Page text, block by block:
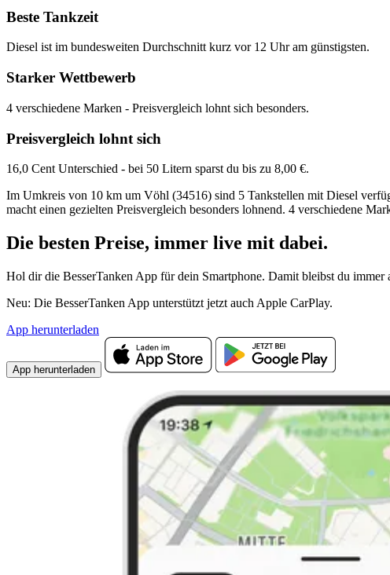
Beste Tankzeit
Diesel ist im bundesweiten Durchschnitt kurz vor 12 Uhr am günstigsten.
Starker Wettbewerb
4 verschiedene Marken - Preisvergleich lohnt sich besonders.
Preisvergleich lohnt sich
16,0 Cent Unterschied - bei 50 Litern sparst du bis zu 8,00 €.
Im Umkreis von 10 km um Vöhl (34516) sind 5 Tankstellen mit Diesel
macht einen gezielten Preisvergleich besonders lohnend. 4 verschiedene
Die besten Preise, immer live mit dabei.
Hol dir die BesserTanken App für dein Smartphone. Damit bleibst du
Neu: Die BesserTanken App unterstützt jetzt auch Apple CarPlay.
App herunterladen
App herunterladen